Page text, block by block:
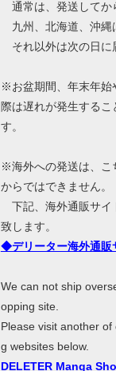
通常は、発送してか
九州、北海道、沖縄
それ以外は次の日に
※お盆期間、年末年始
際は遅れが発生するこ
す。
※海外への発送は、こ
からではできません。
下記、海外通販サイ
致します。
◆デリーター海外通販
We can not ship
opping site.
Please visit another of
g websites below.
DELETER Manga